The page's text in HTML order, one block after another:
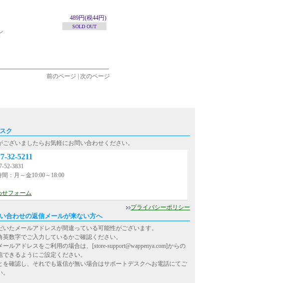
489円(税44円)
SOLD OUT
前のページ | 次のページ
ク
ございましたらお気軽にお問い合わせください。
32-5211
52-3831
間：月～金10:00～18:00
せフォーム
プライバシーポリシー
合わせの返信メールが来ない方へ
いたメールアドレスが間違っている可能性がございます。
英数字でご入力しているかご確認ください。
ルアドレスをご利用の場合は、[store-support@wappenya.com]からの
できるようにご設定ください。
を確認し、それでも返信が無い場合はサポートデスクへお電話にてご